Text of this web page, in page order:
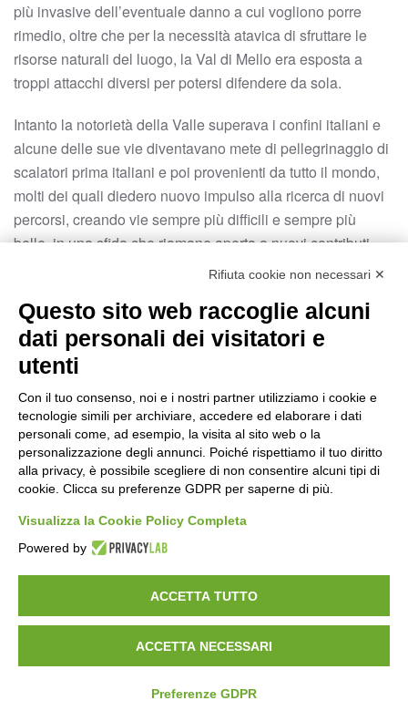
più invasive dell’eventuale danno a cui vogliono porre
rimedio, oltre che per la necessità atavica di sfruttare le
risorse naturali del luogo, la Val di Mello era esposta a
troppi attacchi diversi per potersi difendere da sola.
Intanto la notorietà della Valle superava i confini italiani e
alcune delle sue vie diventavano mete di pellegrinaggio di
scalatori prima italiani e poi provenienti da tutto il mondo,
molti dei quali diedero nuovo impulso alla ricerca di nuovi
percorsi, creando vie sempre più difficili e sempre più
belle, in una sfida che riamane aperta a nuovi contributi.
Sono stati gli scalatori a spendersi in prima fila e con
lungimiranza perché il loro “terreno di gioco” venisse
preservato. Erano gli anni in cui si cominciavano a
raccogliere i frutti della predicazione di Antonio Cederna, il
vero pioniere della difesa del territorio italiano, ma la strada
da percorrere era ancora lunga e piena di mediazioni. La
più complessa delle quali aveva come oggetto il diritto di
quanti (agricoltori “melat” e cavatori di granito) traevano il
loro sostentamento dalla valle e vedevano un intervento
legislativo volto alla sua difesa come l’ennesima
complicazione in una lotta secolare per strappare il loro
lunga e complessa, ma si è rivelata fruttuosa. Così, quando
nel gennaio del 2009 la Regione Lombardia ha posto sotto
tutela questo paradiso, la storia della Valle ha imboccato
un percorso in cui quanti amano questo lembo di territorio
hanno davvero visto il compiersi di un cammino.
Rifiuta cookie non necessari ✕
Questo sito web raccoglie alcuni
dati personali dei visitatori e
utenti
Con il tuo consenso, noi e i nostri partner utilizziamo i cookie e
tecnologie simili per archiviare, accedere ed elaborare i dati
personali come, ad esempio, la visita al sito web o la
personalizzazione degli annunci. Poiché rispettiamo il tuo diritto
alla privacy, è possibile scegliere di non consentire alcuni tipi di
cookie. Clicca su preferenze GDPR per saperne di più.
Visualizza la Cookie Policy Completa
Powered by
ACCETTA TUTTO
ACCETTA NECESSARI
Preferenze GDPR